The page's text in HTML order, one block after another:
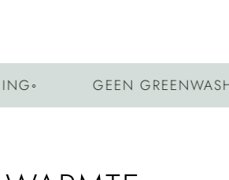
GEEN GREENWASHING◦